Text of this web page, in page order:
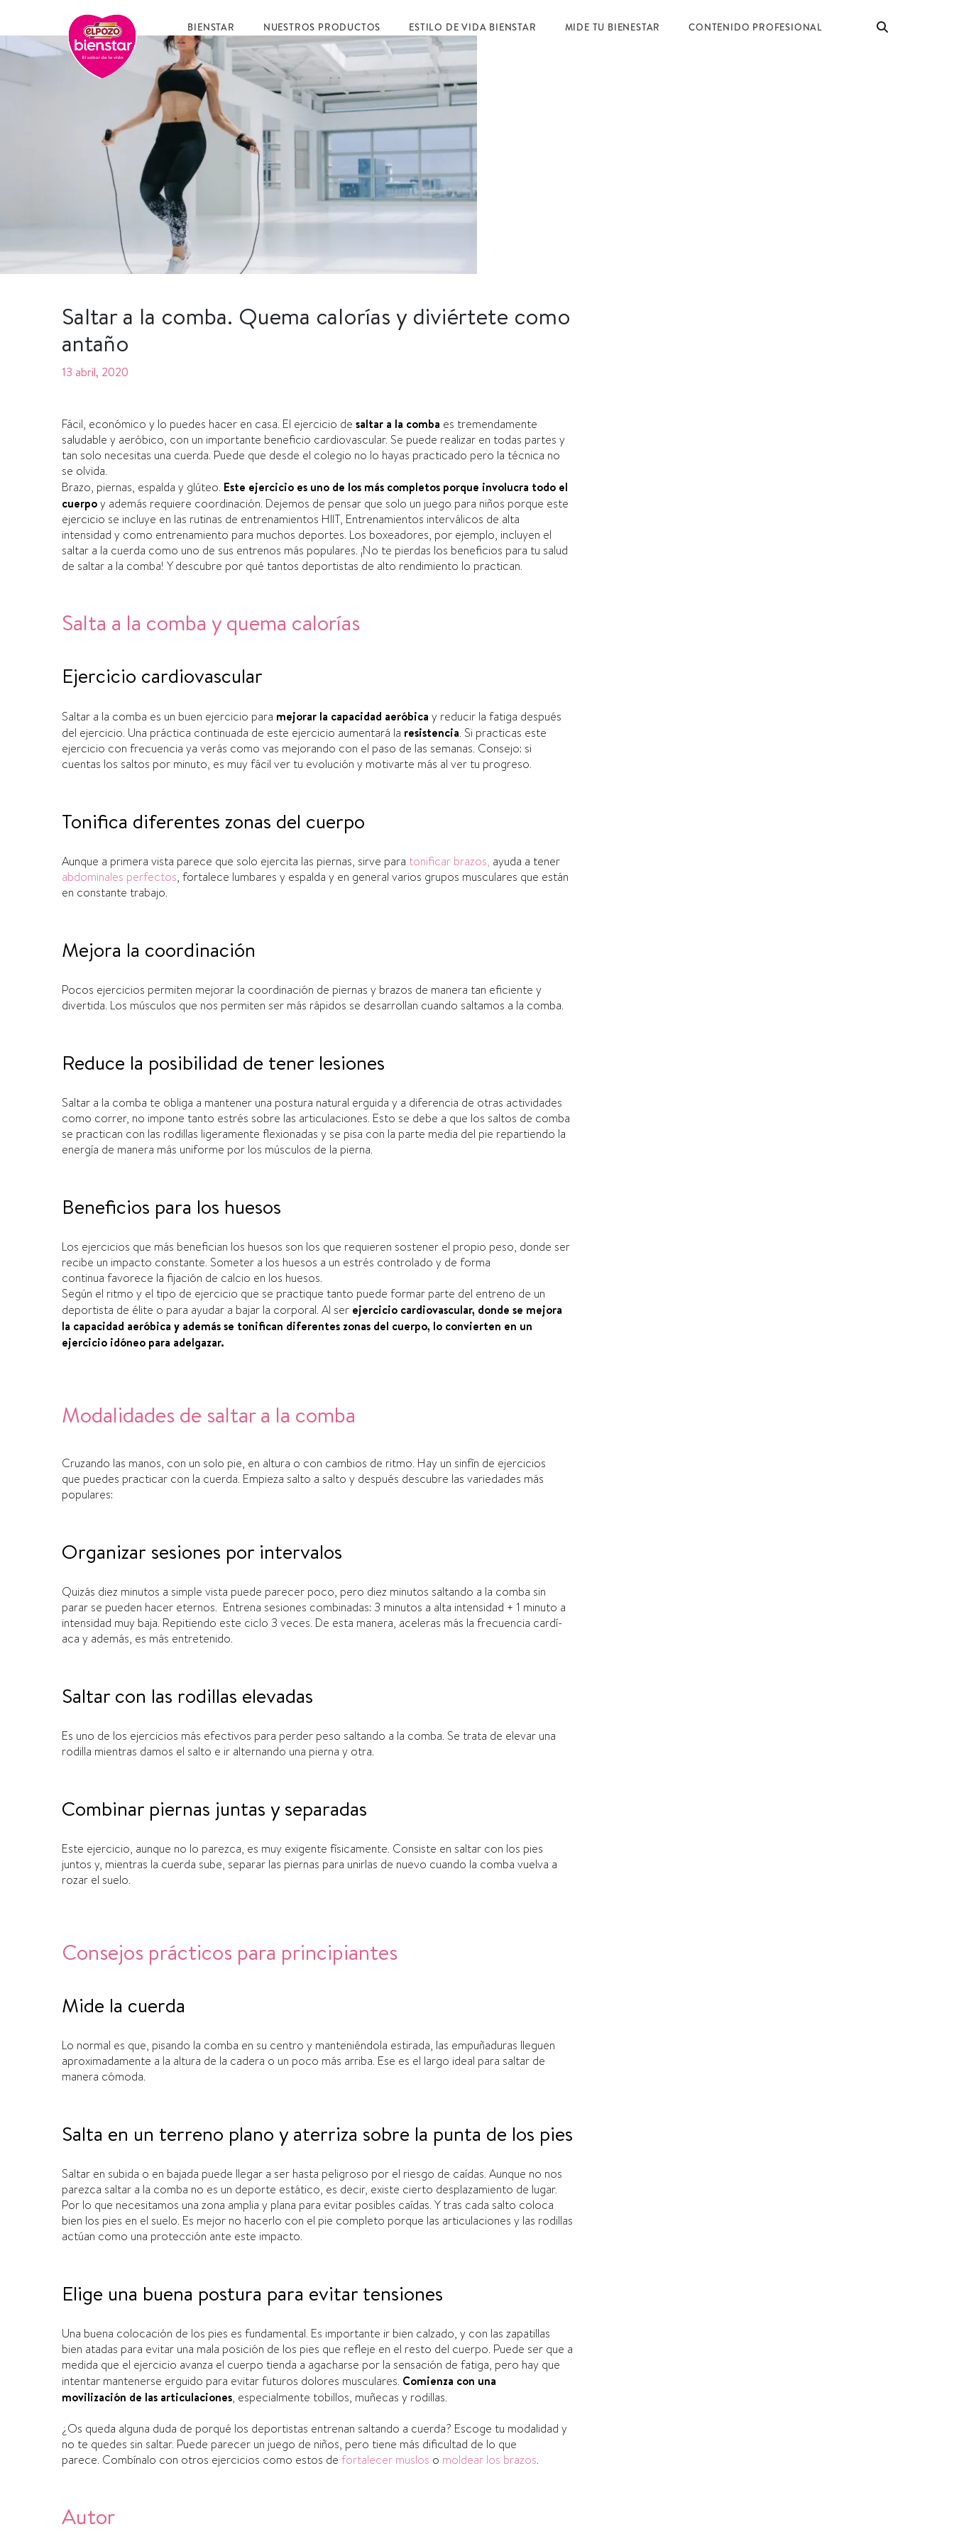
BIENSTAR NUESTROS PRODUCTOS ESTILO DE VIDA BIENSTAR MIDE TU BIENESTAR CONTENIDO PROFESIONAL
Saltar a la comba. Quema calorí­as y diviértete como
antaño
13 abril, 2020
Fácil, económico y lo puedes hacer en casa. El ejercicio de saltar a la comba es tremendamente
saludable y aeróbico, con un importante beneficio cardiovascular. Se puede realizar en todas partes y
tan solo necesitas una cuerda. Puede que desde el colegio no lo hayas practicado pero la técnica no
se olvida.
Brazo, piernas, espalda y glúteo. Este ejercicio es uno de los más completos porque involucra todo el
cuerpoy además requiere coordinación. Dejemos de pensar que solo un juego para niños porque este
ejercicio se incluye en las rutinas de entrenamientos HIIT, Entrenamientos interválicos de alta
intensidad y como entrenamiento para muchos deportes. Los boxeadores, por ejemplo, incluyen el
saltar a la cuerda como uno de sus entrenos más populares. ¡No te pierdas los beneficios para tu salud
de saltar a la comba! Y descubre por qué tantos deportistas de alto rendimiento lo practican.
Salta a la comba y quema calorí­as
Ejercicio cardiovascular
Saltar a la comba es un buen ejercicio para mejorar la capacidad aeróbica y reducir la fatiga después
del ejercicio. Una práctica continuada de este ejercicio aumentará la resistencia. Si practicas este
ejercicio con frecuencia ya verás como vas mejorando con el paso de las semanas. Consejo: si
cuentas los saltos por minuto, es muy fácil ver tu evolución y motivarte más al ver tu progreso.
Tonifica diferentes zonas del cuerpo
Aunque a primera vista parece que solo ejercita las piernas, sirve para tonificar brazos, ayuda a tener
abdominales perfectos, fortalece lumbares y espalda y en general varios grupos musculares que están
en constante trabajo.
Mejora la coordinación
Pocos ejercicios permiten mejorar la coordinación de piernas y brazos de manera tan eficiente y
divertida. Los músculos que nos permiten ser más rápidos se desarrollan cuando saltamos a la comba.
Reduce la posibilidad de tener lesiones
Saltar a la comba te obliga a mantener una postura natural erguida y a diferencia de otras actividades
como correr, no impone tanto estrés sobre las articulaciones. Esto se debe a que los saltos de comba
se practican con las rodillas ligeramente flexionadas y se pisa con la parte media del pie repartiendo la
energí­a de manera más uniforme por los músculos de la pierna.
Beneficios para los huesos
Los ejercicios que más benefician los huesos son los que requieren sostener el propio peso, donde ser
recibe un impacto constante. Someter a los huesos a un estrés controlado y de forma
continua favorece la fijación de calcio en los huesos.
Según el ritmo y el tipo de ejercicio que se practique tanto puede formar parte del entreno de un
deportista de élite o para ayudar a bajar la corporal. Al ser ejercicio cardiovascular, donde se mejora
la capacidad aeróbica y además se tonifican diferentes zonas del cuerpo, lo convierten en un
ejercicio idóneo para adelgazar.
Modalidades de saltar a la comba
Cruzando las manos, con un solo pie, en altura o con cambios de ritmo. Hay un sinfí­n de ejercicios
que puedes practicar con la cuerda. Empieza salto a salto y después descubre las variedades más
populares:
Organizar sesiones por intervalos
Quizás diez minutos a simple vista puede parecer poco, pero diez minutos saltando a la comba sin
parar se pueden hacer eternos. Entrena sesiones combinadas: 3 minutos a alta intensidad + 1 minuto a
intensidad muy baja. Repitiendo este ciclo 3 veces. De esta manera, aceleras más la frecuencia cardí­
aca y además, es más entretenido.
Saltar con las rodillas elevadas
Es uno de los ejercicios más efectivos para perder peso saltando a la comba. Se trata de elevar una
rodilla mientras damos el salto e ir alternando una pierna y otra.
Combinar piernas juntas y separadas
Este ejercicio, aunque no lo parezca, es muy exigente fí­sicamente. Consiste en saltar con los pies
juntos y, mientras la cuerda sube, separar las piernas para unirlas de nuevo cuando la comba vuelva a
rozar el suelo.
Consejos prácticos para principiantes
Mide la cuerda
Lo normal es que, pisando la comba en su centro y manteniéndola estirada, las empuñaduras lleguen
aproximadamente a la altura de la cadera o un poco más arriba. Ese es el largo ideal para saltar de
manera cómoda.
Salta en un terreno plano y aterriza sobre la punta de los pies
Saltar en subida o en bajada puede llegar a ser hasta peligroso por el riesgo de caí­das. Aunque no nos
parezca saltar a la comba no es un deporte estático, es decir, existe cierto desplazamiento de lugar.
Por lo que necesitamos una zona amplia y plana para evitar posibles caí­das. Y tras cada salto coloca
bien los pies en el suelo. Es mejor no hacerlo con el pie completo porque las articulaciones y las rodillas
actúan como una protección ante este impacto.
Elige una buena postura para evitar tensiones
Una buena colocación de los pies es fundamental. Es importante ir bien calzado, y con las zapatillas
bien atadas para evitar una mala posición de los pies que refleje en el resto del cuerpo. Puede ser que a
medida que el ejercicio avanza el cuerpo tienda a agacharse por la sensación de fatiga, pero hay que
intentar mantenerse erguido para evitar futuros dolores musculares. Comienza con una
movilización de las articulaciones, especialmente tobillos, muñecas y rodillas.
¿Os queda alguna duda de porqué los deportistas entrenan saltando a cuerda? Escoge tu modalidad y
no te quedes sin saltar. Puede parecer un juego de niños, pero tiene más dificultad de lo que
parece. Combí­nalo con otros ejercicios como estos de fortalecer muslos o moldear los brazos.
Autor